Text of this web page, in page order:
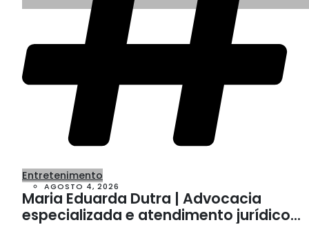
Entretenimento
AGOSTO 4, 2026
Maria Eduarda Dutra | Advocacia
especializada e atendimento jurídico